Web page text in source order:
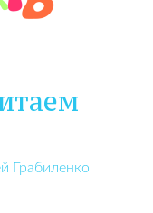
Грабиленко